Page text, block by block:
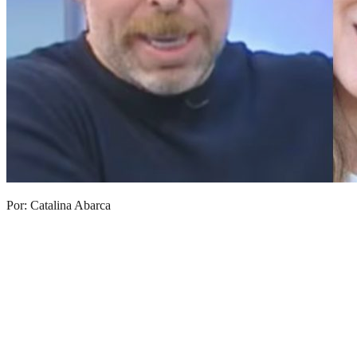
Por: Catalina Abarca